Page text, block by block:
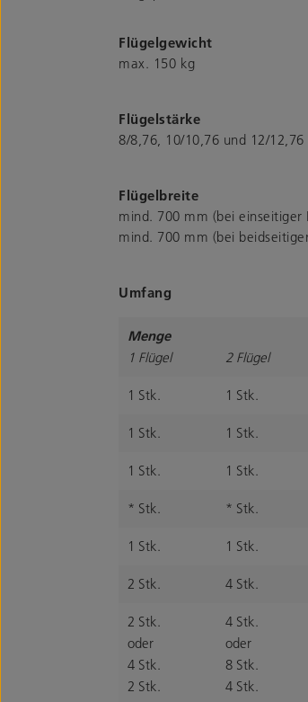
Flügelgewicht
max. 150 kg
Flügelstärke
8/8,76, 10/10,76 und 12/12,76
Flügelbreite
mind. 700 mm (bei einseitiger
mind. 700 mm (bei
Umfang
Menge
1 Flügel
2 Flügel
1 Stk. 1 Stk.
1 Stk. 1 Stk.
1 Stk. 1 Stk.
* Stk. * Stk.
1 Stk. 1 Stk.
2 Stk. 4 Stk.
2 Stk.
oder
4 Stk.
2 Stk.
4 Stk.
oder
8 Stk.
4 Stk.